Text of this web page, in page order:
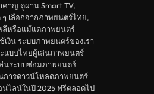
าญ ดูผ่าน Smart TV,
ๆ เลือกจากภาพยนตร์ไทย,
ลีหรือแม้แต่ภาพยนตร์
งิน ระบบภาพยนตร์ของเรา
แบบไทยผู้เล่นภาพยนตร์
นระบบซ่อมภาพยนตร์
การดาวน์โหลดภาพยนตร์
ไลน์ในปี 2025 ฟรีตลอดไป